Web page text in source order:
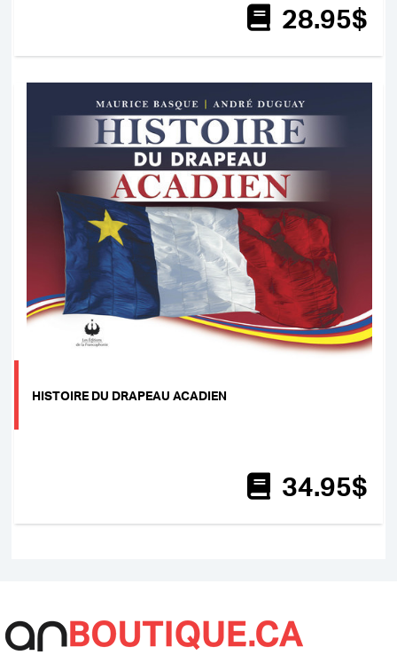
28.95$
HISTOIRE DU DRAPEAU ACADIEN
34.95$